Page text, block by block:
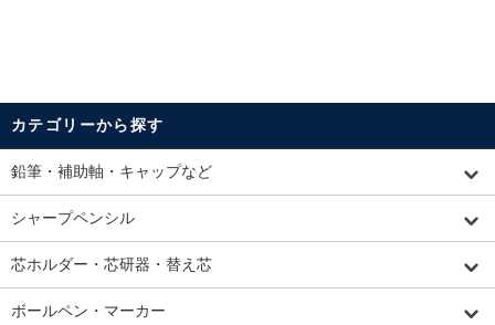
カテゴリーから探す
鉛筆・補助軸・キャップなど
シャープペンシル
芯ホルダー・芯研器・替え芯
ボールペン・マーカー